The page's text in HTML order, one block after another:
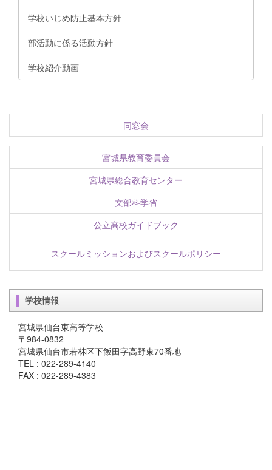
学校いじめ防止基本方針
部活動に係る活動方針
学校紹介動画
同窓会
宮城県教育委員会
宮城県総合教育センター
文部科学省
公立高校ガイドブック
スクールミッションおよびスクールポリシー
学校情報
宮城県仙台東高等学校
〒984-0832
宮城県仙台市若林区下飯田字高野東70番地
TEL : 022-289-4140
FAX : 022-289-4383